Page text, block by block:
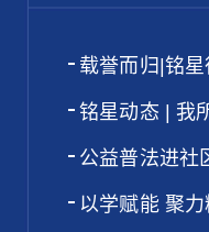
载誉而归|铭
铭星动态 | 我
公益普法进
以学赋能 聚